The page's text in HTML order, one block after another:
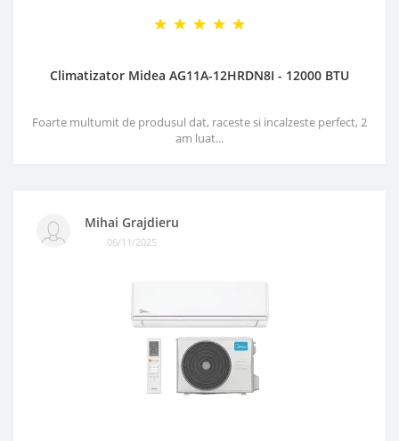
Climatizator Midea AG11A-12HRDN8I - 12000 BTU
Foarte multumit de produsul dat, raceste si incalzeste perfect, 2
am luat...
Mihai Grajdieru
06/11/2025